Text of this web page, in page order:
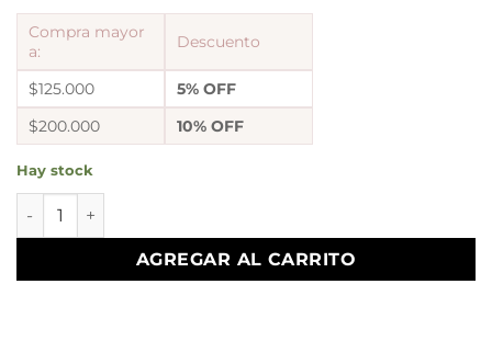
Compra mayor
a:
Descuento
$125.000
5% OFF
$200.000
10% OFF
Hay stock
Dije a mano fatima inflada mod A cantidad
AGREGAR AL CARRITO